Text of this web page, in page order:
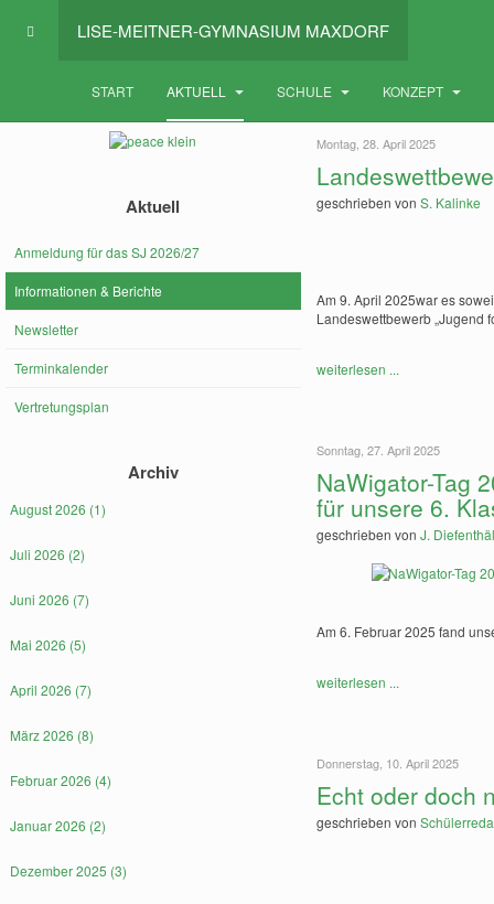
LISE-MEITNER-GYMNASIUM MAXDORF
START AKTUELL SCHULE KONZEPT
Montag, 28. April 2025
geschrieben von S. Kalinke
Am 9. April 2025war es
Landeswettbewerb „Jugend
weiterlesen ...
Sonntag, 27. April 2025
NaWigator-Tag
für unsere 6.
geschrieben von J.
Am 6. Februar 2025 fand
weiterlesen ...
Donnerstag, 10. April 2025
Echt oder doch
geschrieben von
Aktuell
Anmeldung für das SJ 2026/27
Informationen & Berichte
Newsletter
Terminkalender
Vertretungsplan
Archiv
August 2026 (1)
Juli 2026 (2)
Juni 2026 (7)
Mai 2026 (5)
April 2026 (7)
März 2026 (8)
Februar 2026 (4)
Januar 2026 (2)
Dezember 2025 (3)